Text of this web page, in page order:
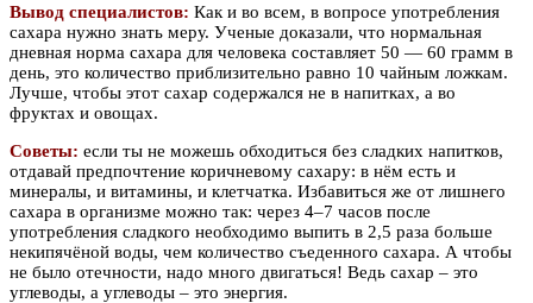
Вывод специалистов: Как и во всем, в вопросе употребления
сахара нужно знать меру. Ученые доказали, что нормальная
дневная норма сахара для человека составляет 50 — 60 грамм в
день, это количество приблизительно равно 10 чайным ложкам.
Лучше, чтобы этот сахар содержался не в напитках, а во
фруктах и овощах.
Советы: если ты не можешь обходиться без сладких напитков,
отдавай предпочтение коричневому сахару: в нём есть и
минералы, и витамины, и клетчатка. Избавиться же от лишнего
сахара в организме можно так: через 4–7 часов после
употребления сладкого необходимо выпить в 2,5 раза больше
некипячёной воды, чем количество съеденного сахара. А чтобы
не было отечности, надо много двигаться! Ведь сахар – это
углеводы, а углеводы – это энергия.